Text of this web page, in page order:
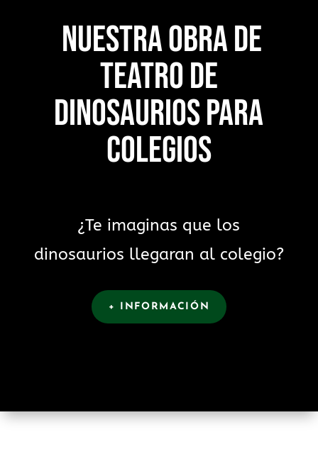
NUESTRA OBRA DE
TEATRO DE
DINOSAURIOS PARA
COLEGIOS
¿Te imaginas que los
dinosaurios llegaran al colegio?
+ INFORMACIÓN